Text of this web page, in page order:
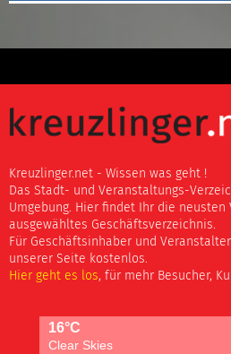
Kreuzlinger.net - Wissen was geht !
Das Stadt- und Veranstaltungs-
Umgebung. Hier findet Ihr die neusten
ausgewähltes Geschäftsverzeichnis.
Für Geschäftsinhaber und
unserer Seite kostenlos.
Hier geht es los, für mehr Besucher,
16°C
Clear Skies